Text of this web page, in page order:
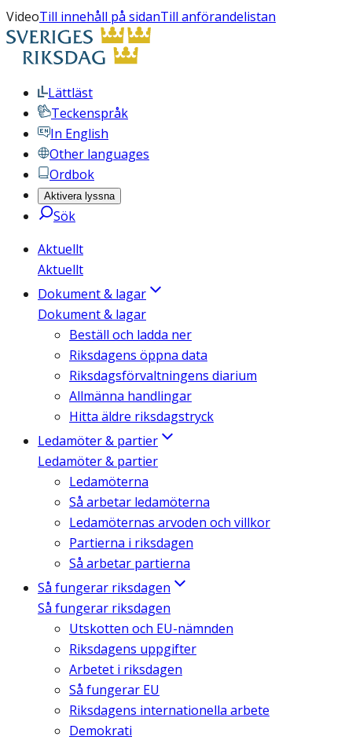
VideoTill innehåll på sidanTill anförandelistan
Lättläst
Teckenspråk
In English
Other languages
Ordbok
Aktivera lyssna
Sök
Aktuellt
Aktuellt
Dokument & lagar
Dokument & lagar
Beställ och ladda ner
Riksdagens öppna data
Riksdagsförvaltningens diarium
Allmänna handlingar
Hitta äldre riksdagstryck
Ledamöter & partier
Ledamöter & partier
Ledamöterna
Så arbetar ledamöterna
Ledamöternas arvoden och villkor
Partierna i riksdagen
Så arbetar partierna
Så fungerar riksdagen
Så fungerar riksdagen
Utskotten och EU-nämnden
Riksdagens uppgifter
Arbetet i riksdagen
Så fungerar EU
Riksdagens internationella arbete
Demokrati